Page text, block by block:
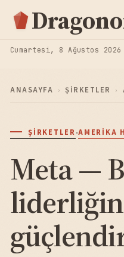
Cumartesi, 8 Ağustos 2026
ANASAYFA › ŞIRKETLER ›
ŞIRKETLER·AMERIKA
Meta —